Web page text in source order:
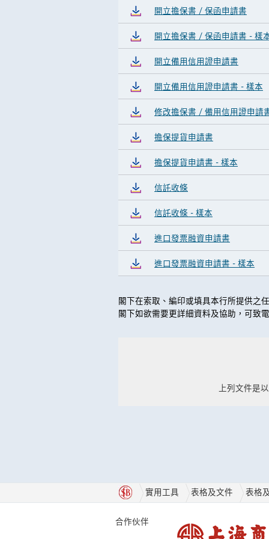
開立擔保書 / 保函申請書
開立擔保書 / 保函申請書 - 樣
開立備用信用證申請書
開立備用信用證申請書 - 樣本
修改擔保書 / 備用信用證申請
擔保提貨申請書
擔保提貨申請書 - 樣本
信託收條
信託收條 - 樣本
進口發票融資申請書
進口發票融資申請書 - 樣本
閣下在索取、編印或填具本行所提供之
閣下如欲需要更詳細資料及協助，可致
上列文件是
實用工具 表格及文件 表格
合作伙伴